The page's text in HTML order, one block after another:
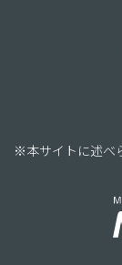
※本サイトに述べ